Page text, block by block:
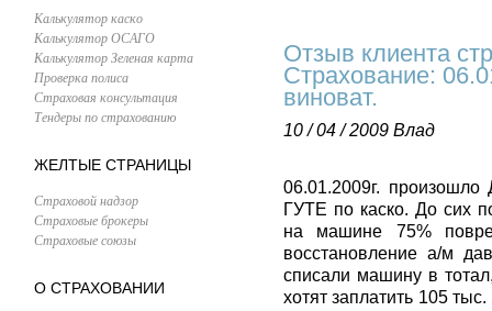
Калькулятор каско
Калькулятор ОСАГО
Калькулятор Зеленая карта
Проверка полиса
Страховая консультация
Тендеры по страхованию
ЖЕЛТЫЕ СТРАНИЦЫ
Страховой надзор
Страховые брокеры
Страховые союзы
О СТРАХОВАНИИ
Отзыв клиента
Страхование:
виноват.
10 / 04 / 2009 Влад
06.01.2009г.
ГУТЕ по каско. До сих
на машине 75%
восстановление а/м
списали машину в
хотят заплатить 105